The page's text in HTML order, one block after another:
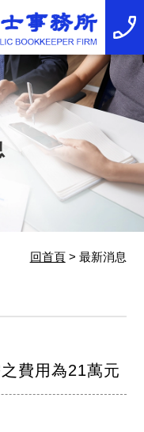
回首頁> 最新消息
費用為21萬元